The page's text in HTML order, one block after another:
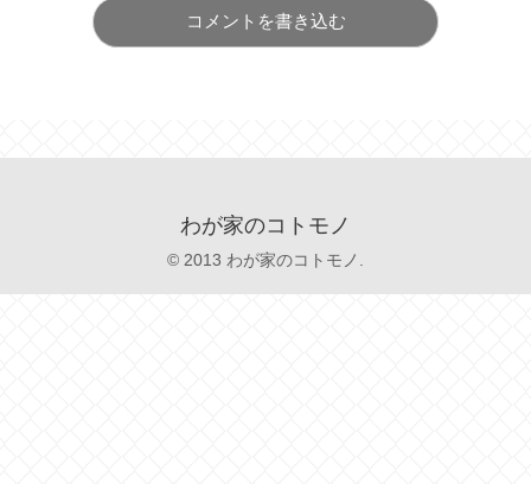
コメントを書き込む
わが家のコトモノ
© 2013 わが家のコトモノ.